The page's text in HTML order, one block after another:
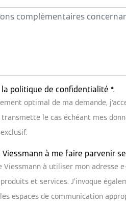
politique de confidentialité *.
optimal de ma demande,
le cas échéant mes
Viessmann à me faire parvenir
Viessmann à utiliser mon adresse
et services. J’invoque
espaces de communication